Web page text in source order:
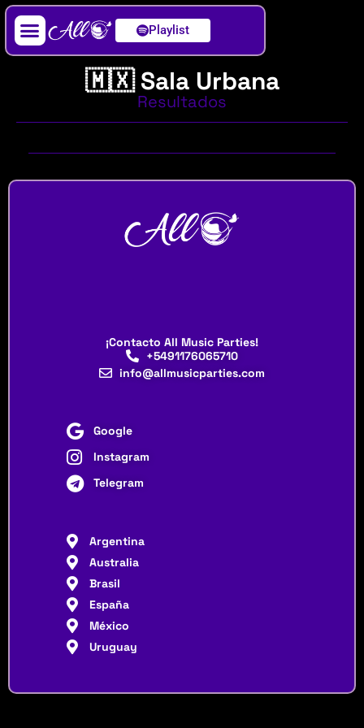
Playlist
🇲🇽 Sala Urbana
Resultados
¡Contacto All Music Parties!
+5491176065710
info@allmusicparties.com
Google
Instagram
Telegram
Argentina
Australia
Brasil
España
México
Uruguay